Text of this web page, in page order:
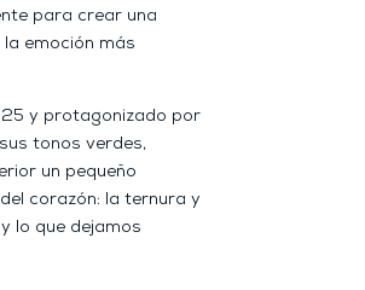
para crear una
emoción más
y protagonizado por
tonos verdes,
un pequeño
corazón: la ternura y
lo que dejamos